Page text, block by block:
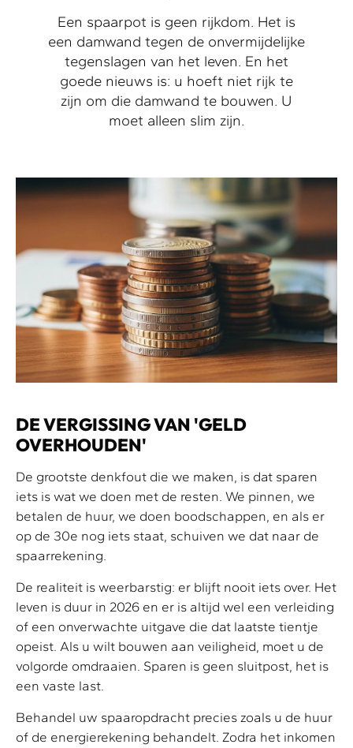
Een spaarpot is geen rijkdom. Het is
een damwand tegen de onvermijdelijke
tegenslagen van het leven. En het
goede nieuws is: u hoeft niet rijk te
zijn om die damwand te bouwen. U
moet alleen slim zijn.
DE VERGISSING VAN 'GELD
OVERHOUDEN'
De grootste denkfout die we maken, is dat sparen
iets is wat we doen met de resten. We pinnen, we
betalen de huur, we doen boodschappen, en als er
op de 30e nog iets staat, schuiven we dat naar de
spaarrekening.
De realiteit is weerbarstig: er blijft nooit iets over. Het
leven is duur in 2026 en er is altijd wel een verleiding
of een onverwachte uitgave die dat laatste tientje
opeist. Als u wilt bouwen aan veiligheid, moet u de
volgorde omdraaien. Sparen is geen sluitpost, het is
een vaste last.
Behandel uw spaaropdracht precies zoals u de huur
of de energierekening behandelt. Zodra het inkomen